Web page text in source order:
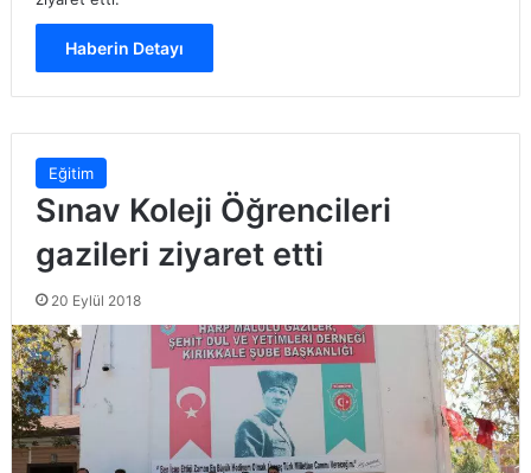
Haberin Detayı
Eğitim
Sınav Koleji Öğrencileri
gazileri ziyaret etti
20 Eylül 2018